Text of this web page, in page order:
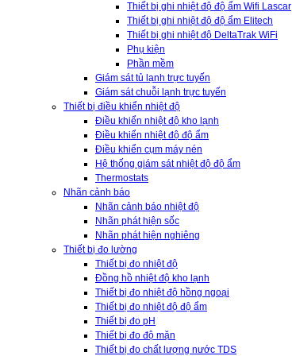
Thiết bị ghi nhiệt độ độ ẩm Wifi Lascar
Thiết bị ghi nhiệt độ độ ẩm Elitech
Thiết bị ghi nhiệt độ DeltaTrak WiFi
Phụ kiện
Phần mềm
Giám sát tủ lạnh trực tuyến
Giám sát chuỗi lạnh trực tuyến
Thiết bị điều khiển nhiệt độ
Điều khiển nhiệt độ kho lạnh
Điều khiển nhiệt độ độ ẩm
Điều khiển cụm máy nén
Hệ thống giám sát nhiệt độ độ ẩm
Thermostats
Nhãn cảnh báo
Nhãn cảnh báo nhiệt độ
Nhãn phát hiện sốc
Nhãn phát hiện nghiêng
Thiết bị đo lường
Thiết bị đo nhiệt độ
Đồng hồ nhiệt độ kho lạnh
Thiết bị đo nhiệt độ hồng ngoại
Thiết bị đo nhiệt độ độ ẩm
Thiết bị đo pH
Thiết bị đo độ mặn
Thiết bị đo chất lượng nước TDS